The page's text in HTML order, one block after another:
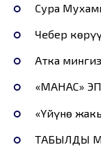
Сура
Чебер
Атка
«МАНАС»
«Үйүнө
ТАБЫЛДЫ